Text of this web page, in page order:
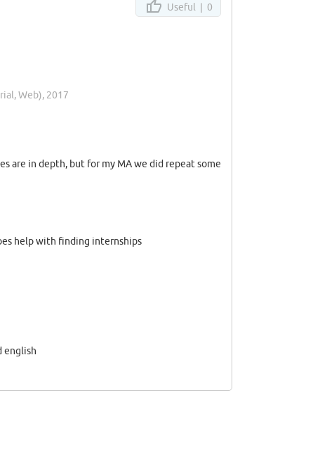
Useful | 0
Web), 2017
are in depth, but for my MA we did repeat some
help with finding internships
english